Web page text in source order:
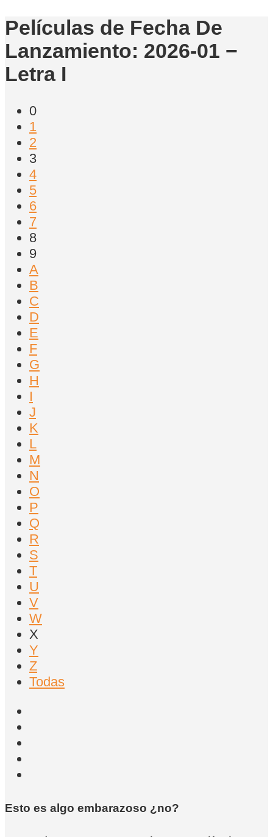
Películas de Fecha De
Lanzamiento: 2026-01 −
Letra I
0
1
2
3
4
5
6
7
8
9
A
B
C
D
E
F
G
H
I
J
K
L
M
N
O
P
Q
R
S
T
U
V
W
X
Y
Z
Todas
Esto es algo embarazoso ¿no?